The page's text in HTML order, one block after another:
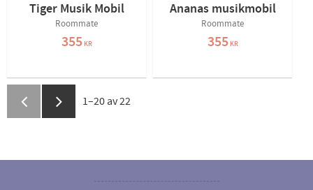
Tiger Musik Mobil
Roommate
355KR
Ananas musikmobil
Roommate
355KR
1–20 av22